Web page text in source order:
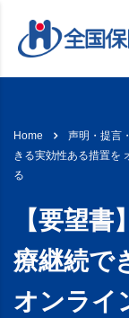
Home 声明・提言
きる実効性ある措置を
る
【要望
療継続で
オンライ